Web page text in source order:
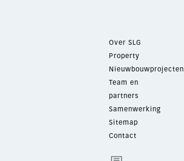
Over SLG
Property
Nieuwbouwprojecten
Team en
partners
Samenwerking
Sitemap
Contact